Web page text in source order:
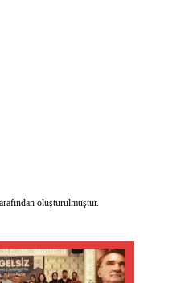
oluşturulmuştur.